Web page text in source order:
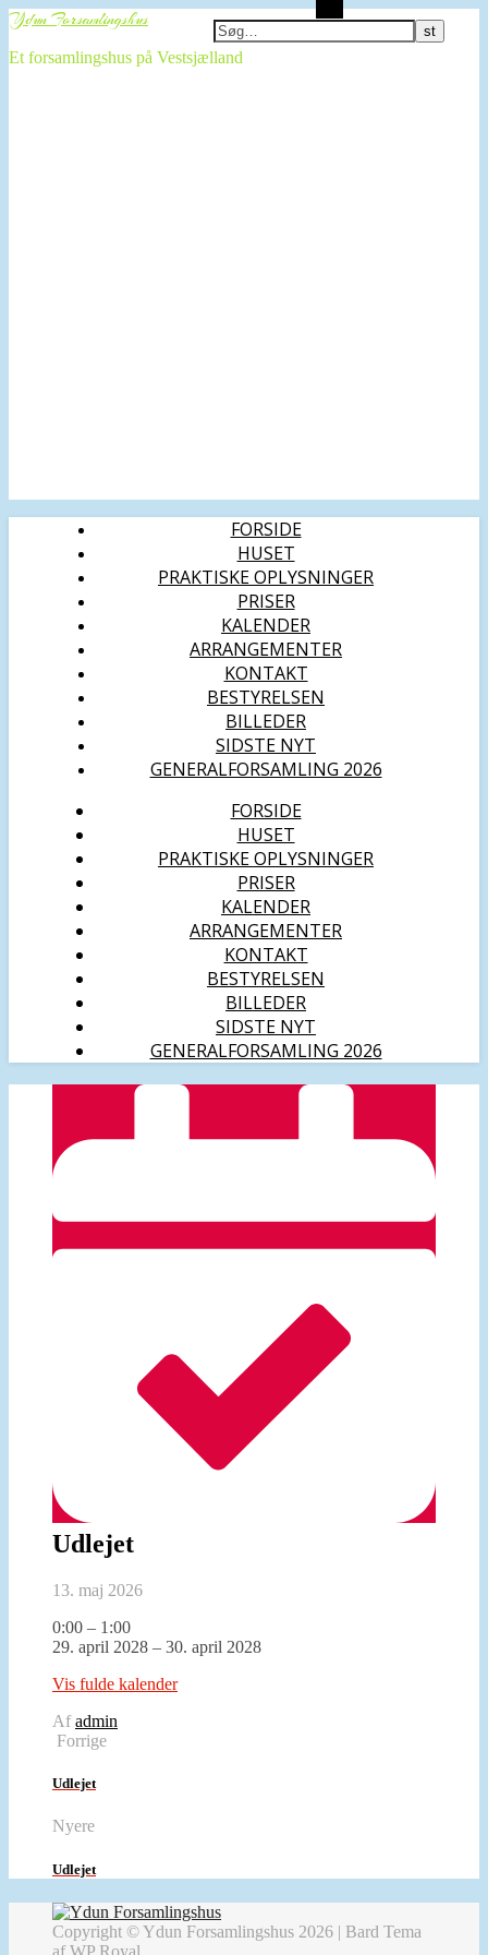
Ydun Forsamlingshus
Et forsamlingshus på Vestsjælland
Søg
FORSIDE
HUSET
PRAKTISKE OPLYSNINGER
PRISER
KALENDER
ARRANGEMENTER
KONTAKT
BESTYRELSEN
BILLEDER
SIDSTE NYT
GENERALFORSAMLING 2026
FORSIDE
HUSET
PRAKTISKE OPLYSNINGER
PRISER
KALENDER
ARRANGEMENTER
KONTAKT
BESTYRELSEN
BILLEDER
SIDSTE NYT
GENERALFORSAMLING 2026
Udlejet
13. maj 2026
Udlejet
0:00 – 1:00
29. april 2028 – 30. april 2028
Vis fulde kalender
Afadmin
Forrige
Udlejet
Nyere
Udlejet
Copyright © Ydun Forsamlingshus 2026 | Bard Tema
afWP Royal